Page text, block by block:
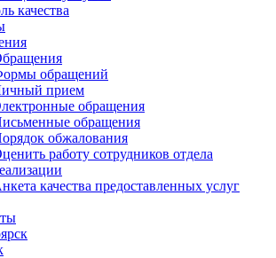
качества
обращений
прием
обращения
обращения
обжалования
работу сотрудников отдела
качества предоставленных услуг